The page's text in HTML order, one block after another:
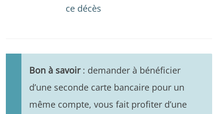
ce décès
Bon à savoir: demander à bénéficier
d’une seconde carte bancaire pour un
même compte, vous fait profiter d’une